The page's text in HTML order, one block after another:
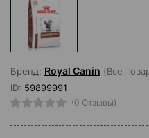
Бренд: Royal Canin (Все
ID: 59899991
(0 Отзывы)